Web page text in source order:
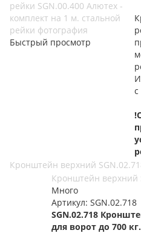
Быстрый просмотр
Кронштейн верхний
Кронштейн верхний
Много
Артикул: SGN.02.718
SGN.02.718
для ворот до 700 кг.